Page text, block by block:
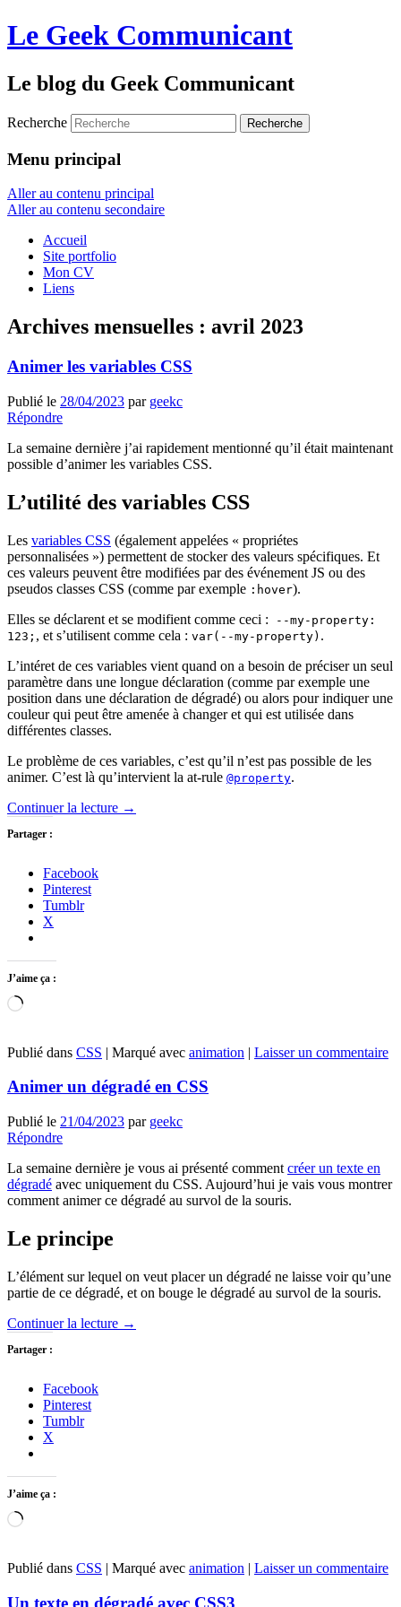
Le Geek Communicant
Le blog du Geek Communicant
Recherche
Menu principal
Aller au contenu principal
Aller au contenu secondaire
Accueil
Site portfolio
Mon CV
Liens
Archives mensuelles : avril 2023
Animer les variables CSS
Publié le 28/04/2023 par geekc
Répondre
La semaine dernière j’ai rapidement mentionné qu’il était maintenant
possible d’animer les variables CSS.
L’utilité des variables CSS
Les variables CSS (également appelées « propriétes
personnalisées ») permettent de stocker des valeurs spécifiques. Et
ces valeurs peuvent être modifiées par des événement JS ou des
pseudos classes CSS (comme par exemple :hover).
Elles se déclarent et se modifient comme ceci : --my-property:
123; , et s’utilisent comme cela : var(--my-property) .
L’intéret de ces variables vient quand on a besoin de préciser un seul
paramètre dans une longue déclaration (comme par exemple une
position dans une déclaration de dégradé) ou alors pour indiquer une
couleur qui peut être amenée à changer et qui est utilisée dans
différentes classes.
Le problème de ces variables, c’est qu’il n’est pas possible de les
animer. C’est là qu’intervient la at-rule @property.
Continuer la lecture →
Partager :
Facebook
Pinterest
Tumblr
X
J’aime ça :
Chargement…
Publié dans CSS | Marqué avec animation | Laisser un commentaire
Animer un dégradé en CSS
Publié le 21/04/2023 par geekc
Répondre
La semaine dernière je vous ai présenté comment créer un texte en
dégradé avec uniquement du CSS. Aujourd’hui je vais vous montrer
comment animer ce dégradé au survol de la souris.
Le principe
L’élément sur lequel on veut placer un dégradé ne laisse voir qu’une
partie de ce dégradé, et on bouge le dégradé au survol de la souris.
Continuer la lecture →
Partager :
Facebook
Pinterest
Tumblr
X
J’aime ça :
Chargement…
Publié dans CSS | Marqué avec animation | Laisser un commentaire
Un texte en dégradé avec CSS3